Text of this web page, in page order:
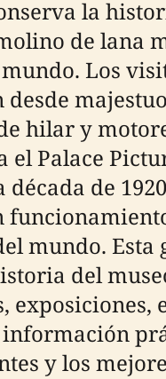
la
de lana
Los
hilar y
el Palace
década de
mundo. Esta
del
exposiciones,
información
y los